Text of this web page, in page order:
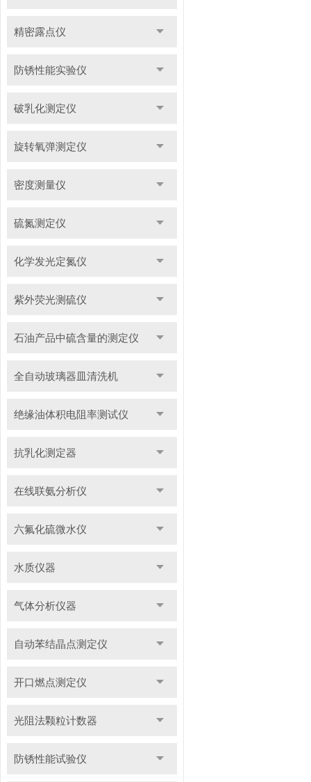
精密露点仪
防锈性能实验仪
破乳化测定仪
旋转氧弹测定仪
密度测量仪
硫氮测定仪
化学发光定氮仪
紫外荧光测硫仪
石油产品中硫含量的测定仪
全自动玻璃器皿清洗机
绝缘油体积电阻率测试仪
抗乳化测定器
在线联氨分析仪
六氟化硫微水仪
水质仪器
气体分析仪器
自动苯结晶点测定仪
开口燃点测定仪
光阻法颗粒计数器
防锈性能试验仪